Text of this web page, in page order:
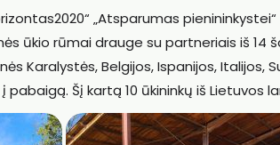
„Atsparumas pienininkystei“
ūkio rūmai drauge su partneriais iš 14
Karalystės, Belgijos, Ispanijos, Italijos,
pabaigą. Šį kartą 10 ūkininkų iš Lietuvos